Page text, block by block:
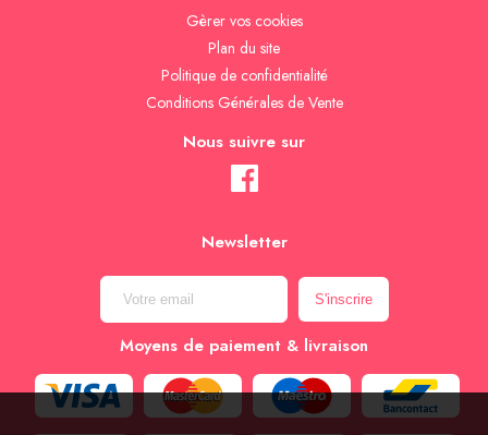
Gèrer vos cookies
Plan du site
Politique de confidentialité
Conditions Générales de Vente
Nous suivre sur
Newsletter
Moyens de paiement & livraison